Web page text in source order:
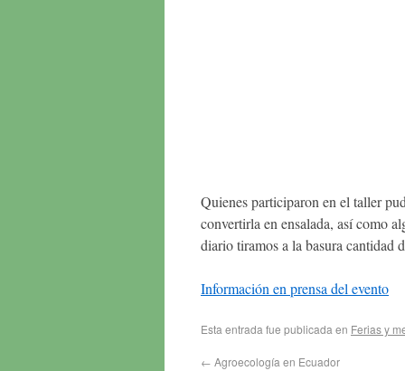
Quienes participaron en el taller
convertirla en ensalada, así como
diario tiramos a la basura cantidad
Información en prensa del evento
Esta entrada fue publicada en Ferias y
← Agroecología en Ecuador